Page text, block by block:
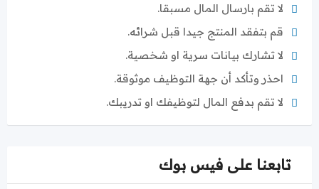
لا تقم بارسال المال مسبقا.
قم بتفقد المنتج جيدا قبل شرائه.
لا تشارك بيانات سرية او شخصية.
احذر وتأكد أن جهة التوظيف موثوقة.
لا تقم بدفع المال لتوظيفك او تدريبك.
تابعنا على فيس بوك